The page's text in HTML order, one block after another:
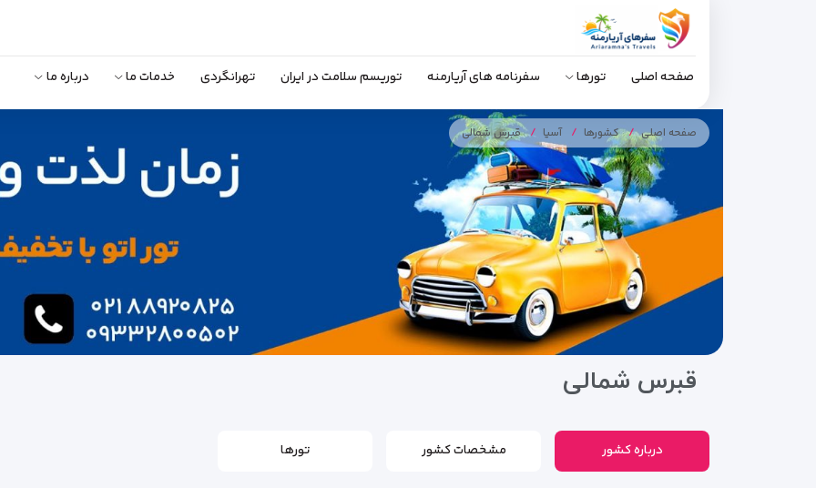
صفحه اصلی تورها سفرنامه های آریارمنه توریسم سلامت در ایران تهرانگردی خدمات ما درباره ما
صفحه اصلی کشورها آسیا قبرس شمالی
قبرس شمالی
درباره کشور مشخصات کشور تورها